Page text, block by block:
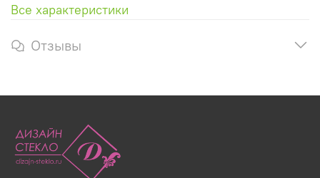
Все характеристики
Отзывы